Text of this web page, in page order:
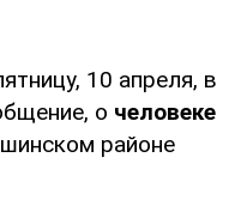
10 апреля, в
о человеке
районе